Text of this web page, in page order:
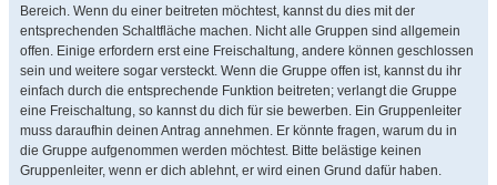
Bereich. Wenn du einer beitreten möchtest, kannst du dies mit der
entsprechenden Schaltfläche machen. Nicht alle Gruppen sind allgemein
offen. Einige erfordern erst eine Freischaltung, andere können geschlossen
sein und weitere sogar versteckt. Wenn die Gruppe offen ist, kannst du ihr
einfach durch die entsprechende Funktion beitreten; verlangt die Gruppe
eine Freischaltung, so kannst du dich für sie bewerben. Ein Gruppenleiter
muss daraufhin deinen Antrag annehmen. Er könnte fragen, warum du in
die Gruppe aufgenommen werden möchtest. Bitte belästige keinen
Gruppenleiter, wenn er dich ablehnt, er wird einen Grund dafür haben.